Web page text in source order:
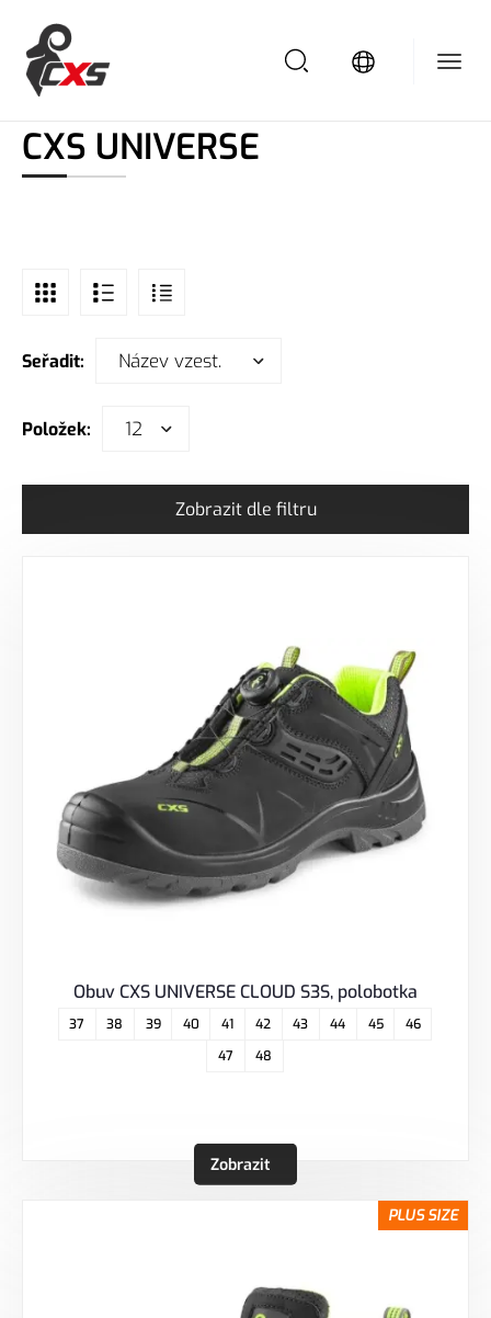
Domů
CXS UNIVERSE
Seřadit: Název vzest.
Položek: 12
Zobrazit dle filtru
Obuv CXS UNIVERSE CLOUD S3S, polobotka
37 38 39 40 41 42 43 44 45
46
47
48
Zobrazit
PLUS SIZE